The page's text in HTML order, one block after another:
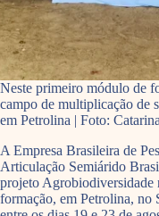
Neste primeiro módulo de
campo de multiplicação de
em Petrolina | Foto:
A Empresa Brasileira de
Articulação Semiárido
projeto
formação, em Petrolina, no